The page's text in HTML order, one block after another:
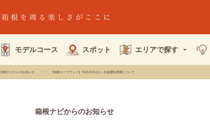
モデルコース スポット エリアで探す
箱根ナビからのお知らせ 【箱根ロープウェイ】10月26日(土)～全線運転再開について
箱根ナビからのお知らせ